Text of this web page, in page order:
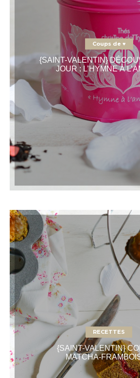
Coups de ♥
{SAINT-VALENTIN}
JOUR : L’HYMNE À
RECETTES
{SAINT-VALENTIN}
MATCHA-